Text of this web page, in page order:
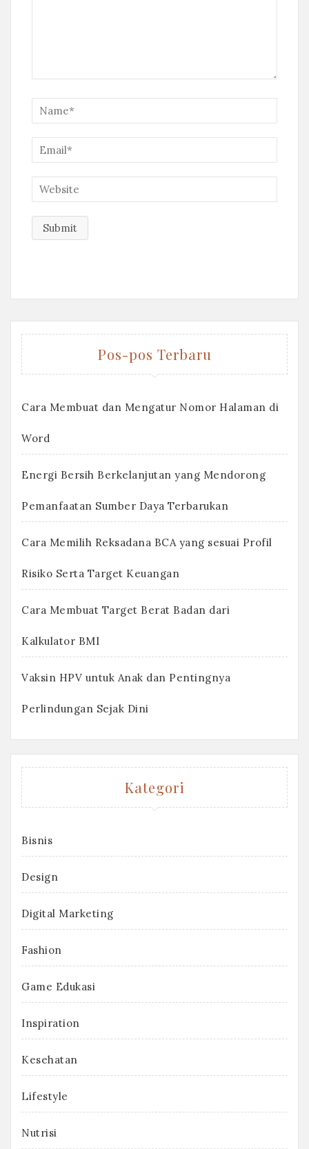
Pos-pos Terbaru
Cara Membuat dan Mengatur Nomor Halaman di
Word
Energi Bersih Berkelanjutan yang Mendorong
Pemanfaatan Sumber Daya Terbarukan
Cara Memilih Reksadana BCA yang sesuai Profil
Risiko Serta Target Keuangan
Cara Membuat Target Berat Badan dari
Kalkulator BMI
Vaksin HPV untuk Anak dan Pentingnya
Perlindungan Sejak Dini
Kategori
Bisnis
Design
Digital Marketing
Fashion
Game Edukasi
Inspiration
Kesehatan
Lifestyle
Nutrisi